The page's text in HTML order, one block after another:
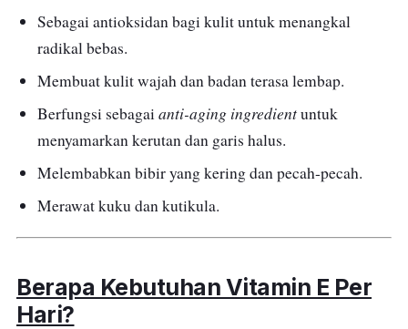
Sebagai antioksidan bagi kulit untuk menangkal
radikal bebas.
Membuat kulit wajah dan badan terasa lembap.
Berfungsi sebagaianti-aging ingredientuntuk
menyamarkan kerutan dan garis halus.
Melembabkan bibir yang kering dan pecah-pecah.
Merawat kuku dan kutikula.
Berapa Kebutuhan Vitamin E Per
Hari?